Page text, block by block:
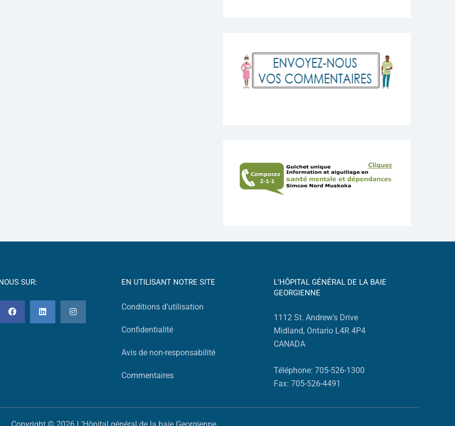
SUR: EN UTILISANT NOTRE SITE
Conditions d’utilisation
Confidentialité
Avis de non-responsabilité
Commentaires
L’HÔPITAL GÉNÉRAL DE LA BAIE
GEORGIENNE
1112 St. Andrew's Drive
Midland, Ontario L4R 4P4
CANADA
Téléphone: 705-526-1300
Fax: 705-526-4491